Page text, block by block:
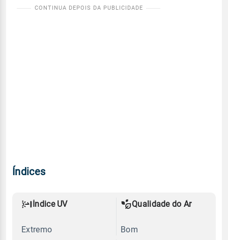
Índices
Índice UV
Extremo
Qualidade do Ar
Bom